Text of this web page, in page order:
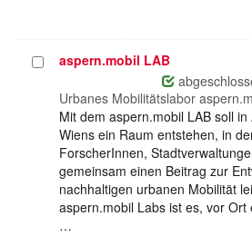
Projektaspern.mobil LAB
Urbanes Mobilitätslabor
Mit dem aspern.mobil LAB soll
Wiens ein Raum entstehen, in
ForscherInnen,
gemeinsam einen Beitrag zur
nachhaltigen urbanen Mobilität
aspern.mobil Labs ist es, vor
…